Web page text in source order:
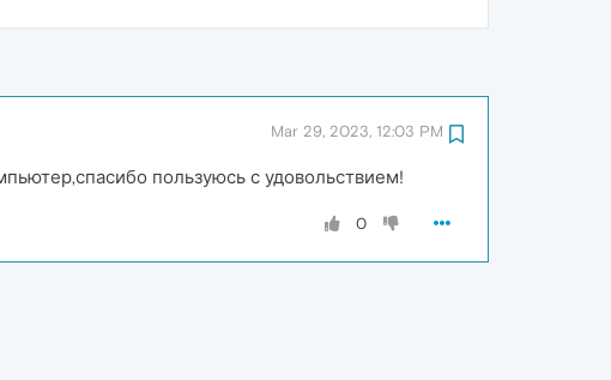
Mar 29, 2023, 12:03 PM
пользуюсь с удовольствием!
0